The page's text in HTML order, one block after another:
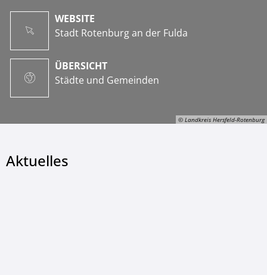
© Landkreis Hersfeld-Rotenburg
WEBSITE
Stadt Rotenburg an der Fulda
ÜBERSICHT
Städte und Gemeinden
Aktuelles